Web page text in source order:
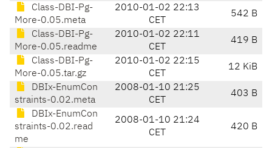
Class-DBI-Pg-
More-0.05.meta
2010-01-02 22:13
CET
542 B
Class-DBI-Pg-
More-0.05.readme
2010-01-02 22:11
CET
419 B
Class-DBI-Pg-
More-0.05.tar.gz
2010-01-02 22:15
CET
12 KiB
DBIx-EnumCon
straints-0.02.meta
2008-01-10 21:25
CET
403 B
DBIx-EnumCon
straints-0.02.read
me
2008-01-10 21:24
CET
420 B